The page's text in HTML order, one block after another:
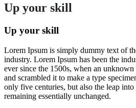
Up your skill
Up your skill
Lorem Ipsum is simply dummy text of
industry. Lorem Ipsum has been the
ever since the 1500s, when an
and scrambled it to make a type
only five centuries, but also the leap
remaining essentially unchanged.